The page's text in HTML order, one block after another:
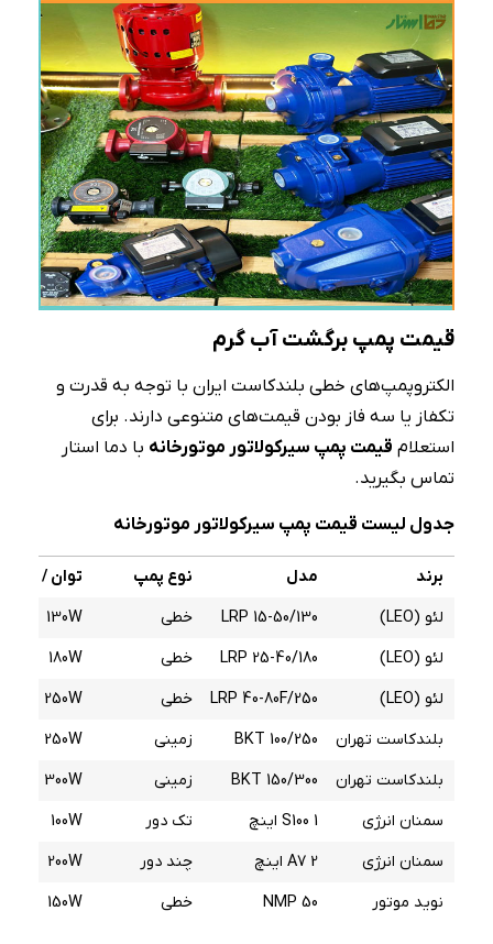
قیمت پمپ برگشت آب گرم
الکتروپمپ‌های خطی بلندکاست ایران با توجه به قدرت و
تکفاز یا سه فاز بودن قیمت‌های متنوعی دارند. برای
استعلام قیمت پمپ سیرکولاتور موتورخانه با دما استار
تماس بگیرید.
جدول لیست قیمت پمپ سیرکولاتور موتورخانه
برند مدل نوع پمپ
توان /
لئو (LEO)
LRP 15-50/130 خطی
130W
لئو (LEO)
LRP 25-40/180 خطی
180W
لئو (LEO)
LRP 40-80F/250 خطی
250W
بلندکاست تهران
BKT 100/250 زمینی
250W
بلندکاست تهران
BKT 150/300 زمینی
300W
سمنان انرژی
S100 1 اینچ تک دور
100W
سمنان انرژی
A7 2 اینچ چند دور
200W
نوید موتور
NMP 50 خطی 150W